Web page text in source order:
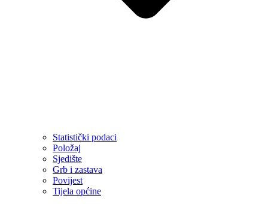
Statistički podaci
Položaj
Sjedište
Grb i zastava
Povijest
Tijela općine